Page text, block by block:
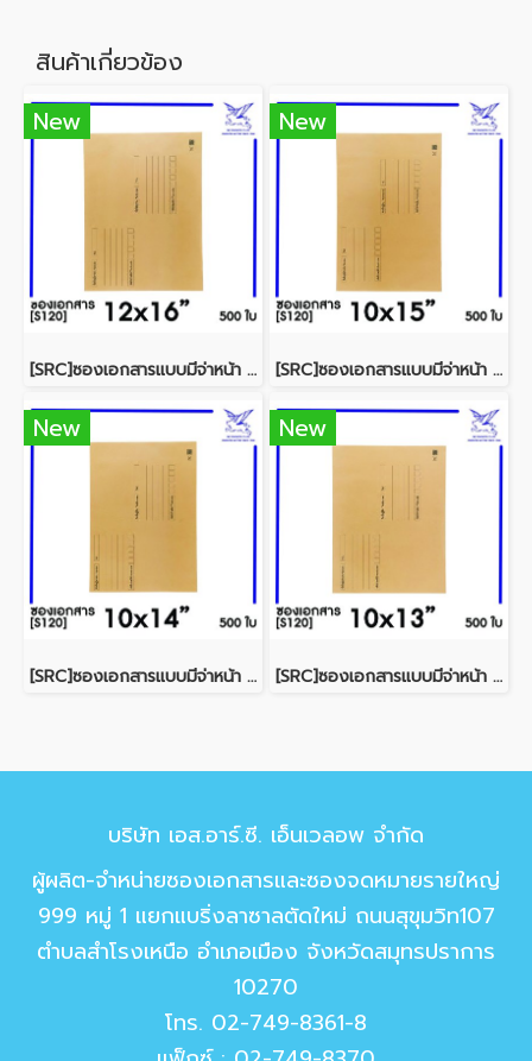
สินค้าเกี่ยวข้อง
New
[SRC]ซองเอกสารแบบมีจ่าหน้า 12x16"(S120)
New
[SRC]ซองเอกสารแบบมีจ่าหน้า 10x15"(S120)
New
[SRC]ซองเอกสารแบบมีจ่าหน้า 10x14"(S120)
New
[SRC]ซองเอกสารแบบมีจ่าหน้า 10x13"(S120)
บริษัท เอส.อาร์.ซี. เอ็นเวลอพ จำกัด
ผู้ผลิต-จำหน่ายซองเอกสารและซองจดหมายรายใหญ่
999 หมู่ 1 แยกแบริ่งลาซาลตัดใหม่ ถนนสุขุมวิท107
ตำบลสำโรงเหนือ อำเภอเมือง จังหวัดสมุทรปราการ
10270
โทร. 02-749-8361-8